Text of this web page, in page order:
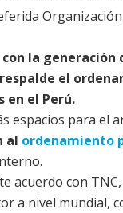
la generación
el
en el Perú.
espacios para el
al ordenamiento
acuerdo con
a nivel mundial,